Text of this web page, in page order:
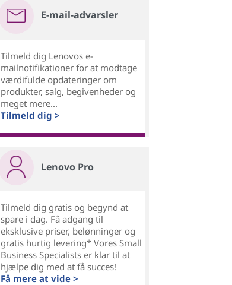
E-mail-advarsler
Tilmeld dig Lenovos e-
mailnotifikationer for at modtage
værdifulde opdateringer om
produkter, salg, begivenheder og
meget mere...
Tilmeld dig >
Lenovo Pro
Tilmeld dig gratis og begynd at
spare i dag. Få adgang til
eksklusive priser, belønninger og
gratis hurtig levering* Vores Small
Business Specialists er klar til at
hjælpe dig med at få succes!
Få mere at vide >